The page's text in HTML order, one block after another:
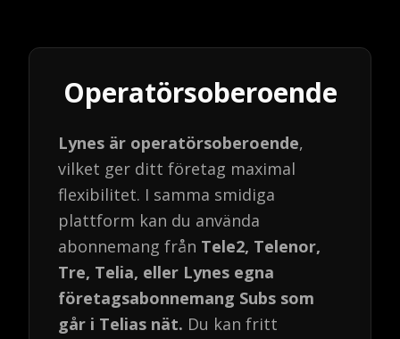
Operatörsoberoende
Lynes är operatörsoberoende,
vilket ger ditt företag maximal
flexibilitet. I samma smidiga
plattform kan du använda
abonnemang från Tele2, Telenor,
Tre, Telia, eller Lynes egna
företagsabonnemang Subs som
går i Telias nät. Du kan fritt